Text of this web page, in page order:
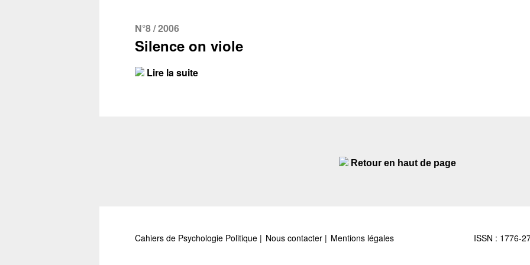
N°8 / 2006
Silence on viole
Lire la suite
Retour en haut de page
Cahiers de Psychologie Politique Nous contacter Mentions légales ISSN : 1776-